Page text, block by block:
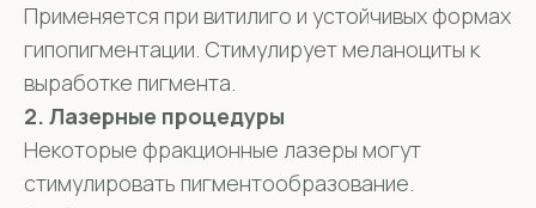
Применяется при витилиго и устойчивых формах
гипопигментации. Стимулирует меланоциты к
выработке пигмента.
2. Лазерные процедуры
Некоторые фракционные лазеры могут
стимулировать пигментообразование.